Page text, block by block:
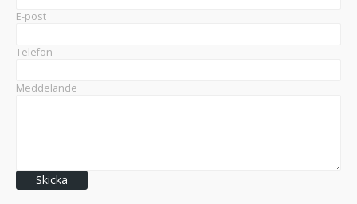
E-post
Telefon
Meddelande
Skicka